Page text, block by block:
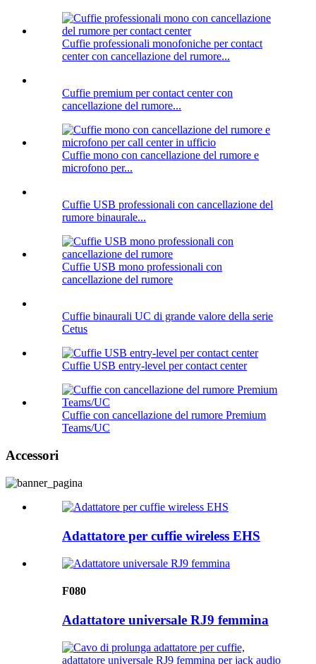
Cuffie professionali monofoniche per contact
center con cancellazione del rumore...
Cuffie premium per contact center con
cancellazione del rumore...
Cuffie mono con cancellazione del rumore e
microfono per...
Cuffie USB professionali con cancellazione del
rumore binaurale...
Cuffie USB mono professionali con
cancellazione del rumore
Cuffie binaurali UC di grande valore della serie
Cetus
Cuffie USB entry-level per contact center
Cuffie con cancellazione del rumore Premium
Teams/UC
Accessori
Adattatore per cuffie wireless EHS
F080
Adattatore universale RJ9 femmina